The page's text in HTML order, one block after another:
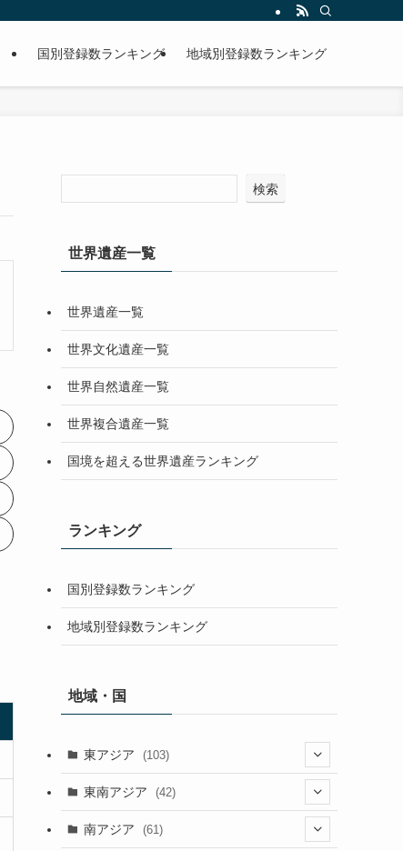
国別登録数ランキング 地域別登録数ランキング
検索
世界遺産一覧
世界遺産一覧
世界文化遺産一覧
世界自然遺産一覧
世界複合遺産一覧
国境を超える世界遺産ランキング
ランキング
国別登録数ランキング
地域別登録数ランキング
地域・国
東アジア (103)
(25)
(5)
東南アジア (42)
(9)
南アジア (61)